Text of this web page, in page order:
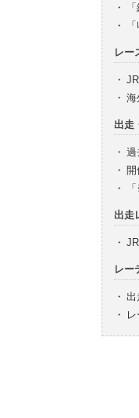
・
・
レー
・
・ 海
出走
・ 過
・
・
出走
・
レー
・ 出
・